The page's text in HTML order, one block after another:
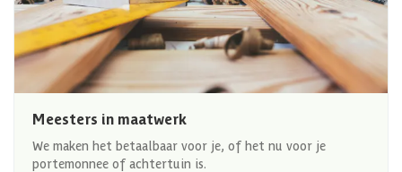
Meesters in maatwerk
We maken het betaalbaar voor je, of het nu voor je
portemonnee of achtertuin is.